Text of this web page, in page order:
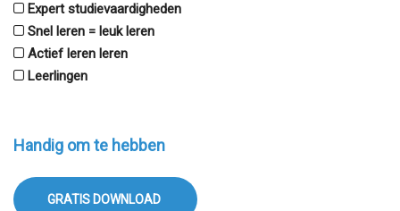
Expert studievaardigheden
Snel leren = leuk leren
Actief leren leren
Leerlingen
Handig om te hebben
GRATIS DOWNLOAD